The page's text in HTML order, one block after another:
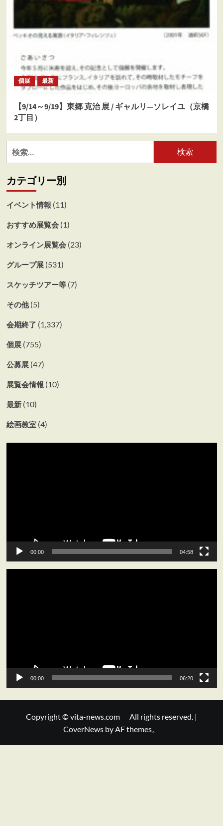
個展 最新
【9/14～9/19】東郷 克治 展 / ギャルリ―ソレイユ（京橋
2丁目）
検
索:
カテゴリー別
イベント情報 (11)
おすすめ展覧会(1)
オンライン展覧会(23)
グループ展(531)
スケッチツアー等(7)
その他(5)
会期終了 (1,337)
個展(755)
公募展(47)
展覧会情報 (10)
最新(10)
絵画教室(4)
00:00 04:58
00:00 06:20
Copyright © vita-news.com All rights reserved. |
CoverNews by AF themes。